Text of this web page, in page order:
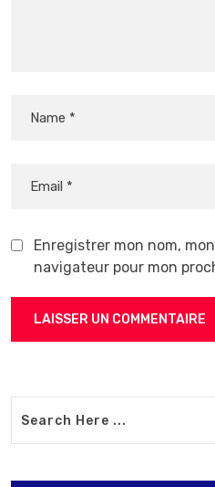
Enregistrer mon nom,
navigateur pour mon